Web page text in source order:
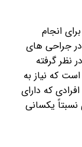
انجام
جراحی های
نظر گرفته
که نیاز به
که دارای
یکسانی